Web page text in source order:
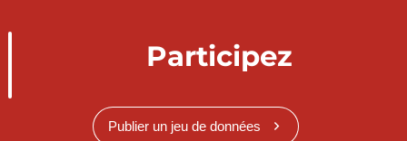
Participez
Publier un jeu de données